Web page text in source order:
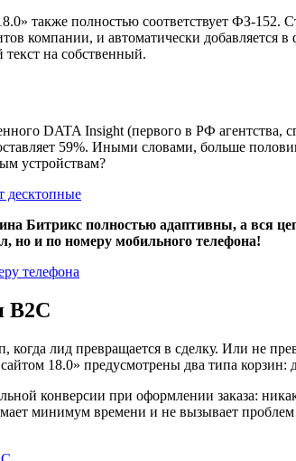
также полностью соответствует ФЗ-152.
компании, и автоматически добавляется
на собственный.
DATA Insight (первого в РФ
59%. Иными словами, больше
устройствам?
Битрикс полностью адаптивны, а вся
но и по номеру мобильного телефона!
В2С
когда лид превращается в сделку. Или не
18.0» предусмотрены два типа
конверсии при оформлении заказа:
минимум времени и не вызывает